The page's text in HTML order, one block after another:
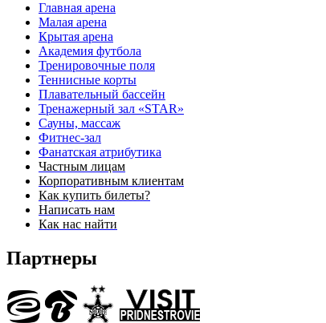
Главная арена
Малая арена
Крытая арена
Академия футбола
Тренировочные поля
Теннисные корты
Плавательный бассейн
Тренажерный зал «STAR»
Сауны, массаж
Фитнес-зал
Фанатская атрибутика
Частным лицам
Корпоративным клиентам
Как купить билеты?
Написать нам
Как нас найти
Партнеры